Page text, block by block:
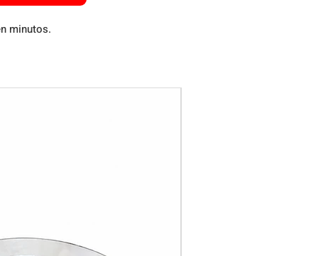
minutos.